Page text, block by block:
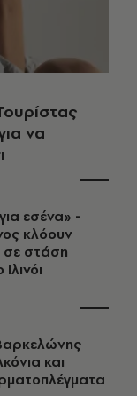
να
εσένα» -
κλόουν
στάση
και